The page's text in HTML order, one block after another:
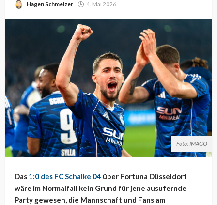
Hagen Schmelzer 4. Mai 2026
Foto: IMAGO
Das 1:0 des FC Schalke 04 über Fortuna Düsseldorf
wäre im Normalfall kein Grund für jene ausufernde
Party gewesen, die Mannschaft und Fans am